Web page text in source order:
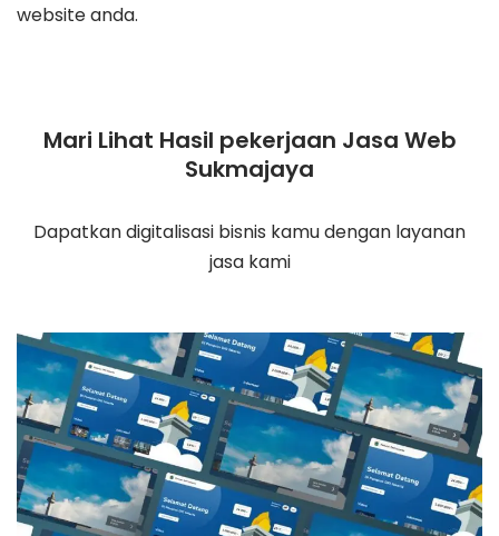
website anda.
Mari Lihat Hasil pekerjaan Jasa Web
Sukmajaya
Dapatkan digitalisasi bisnis kamu dengan layanan
jasa kami